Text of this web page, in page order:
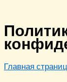
Главная